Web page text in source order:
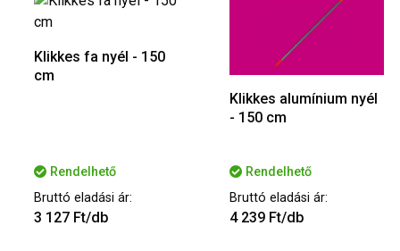
Klikkes fa nyél - 150
cm
Rendelhető
Bruttó eladási ár:
3 127 Ft/db
Klikkes alumínium nyél
- 150 cm
Rendelhető
Bruttó eladási ár:
4 239 Ft/db